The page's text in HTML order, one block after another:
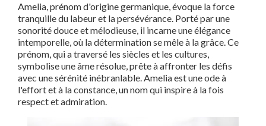
Amelia, prénom d'origine germanique, évoque la force
tranquille du labeur et la persévérance. Porté par une
sonorité douce et mélodieuse, il incarne une élégance
intemporelle, où la détermination se mêle à la grâce. Ce
prénom, qui a traversé les siècles et les cultures,
symbolise une âme résolue, prête à affronter les défis
avec une sérénité inébranlable. Amelia est une ode à
l'effort et à la constance, un nom qui inspire à la fois
respect et admiration.